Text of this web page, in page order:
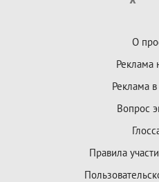
О
Реклама
Реклама
Вопрос
Правила